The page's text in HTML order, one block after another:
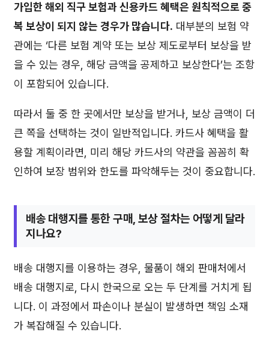
가입한 해외 직구 보험과 신용카드 혜택은 원칙적으로 중
복 보상이 되지 않는 경우가 많습니다. 대부분의 보험 약
관에는 ‘다른 보험 계약 또는 보상 제도로부터 보상을 받
을 수 있는 경우, 해당 금액을 공제하고 보상한다’는 조항
이 포함되어 있습니다.
따라서 둘 중 한 곳에서만 보상을 받거나, 보상 금액이 더
큰 쪽을 선택하는 것이 일반적입니다. 카드사 혜택을 활
용할 계획이라면, 미리 해당 카드사의 약관을 꼼꼼히 확
인하여 보장 범위와 한도를 파악해두는 것이 중요합니다.
배송 대행지를 통한 구매, 보상 절차는 어떻게 달라
지나요?
배송 대행지를 이용하는 경우, 물품이 해외 판매처에서
배송 대행지로, 다시 한국으로 오는 두 단계를 거치게 됩
니다. 이 과정에서 파손이나 분실이 발생하면 책임 소재
가 복잡해질 수 있습니다.